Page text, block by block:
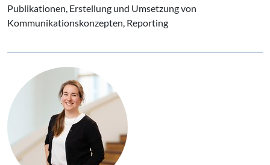
Publikationen, Erstellung und Umsetzung von
Kommunikationskonzepten, Reporting